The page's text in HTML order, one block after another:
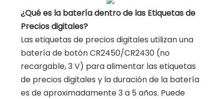
¿Qué es la batería dentro de las Etiquetas de
Precios digitales?
Las etiquetas de precios digitales utilizan una
batería de botón CR2450/CR2430 (no
recargable, 3 V) para alimentar las etiquetas
de precios digitales y la duración de la batería
es de aproximadamente 3 a 5 años. Puede